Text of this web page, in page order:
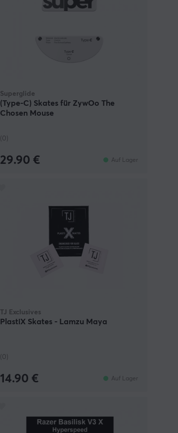
Superglide
(Type-C) Skates für ZywOo The
Chosen Mouse
(0)
29.90 € Auf Lager
TJ Exclusives
PlastiX Skates - Lamzu Maya
(0)
14.90 € Auf Lager